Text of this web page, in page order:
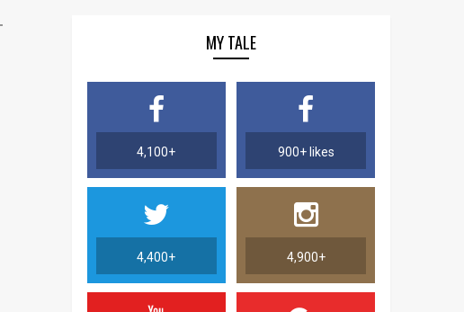
MY TALE
4,100+ 900+ likes
4,400+ 4,900+